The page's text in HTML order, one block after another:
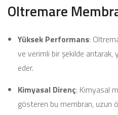
Oltremare
Yüksek Performans:
ve verimli bir şekilde
eder.
Kimyasal Direnç: Kimyasal
gösteren bu membran, uzun